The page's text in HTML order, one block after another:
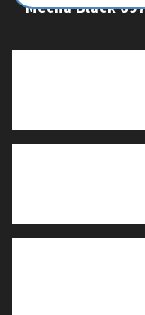
Mecha Black